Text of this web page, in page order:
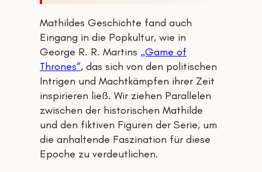
Mathildes Geschichte fand auch
Eingang in die Popkultur, wie in
George R. R. Martins „Game of
Thrones“, das sich von den politischen
Intrigen und Machtkämpfen ihrer Zeit
inspirieren ließ. Wir ziehen Parallelen
zwischen der historischen Mathilde
und den fiktiven Figuren der Serie, um
die anhaltende Faszination für diese
Epoche zu verdeutlichen.